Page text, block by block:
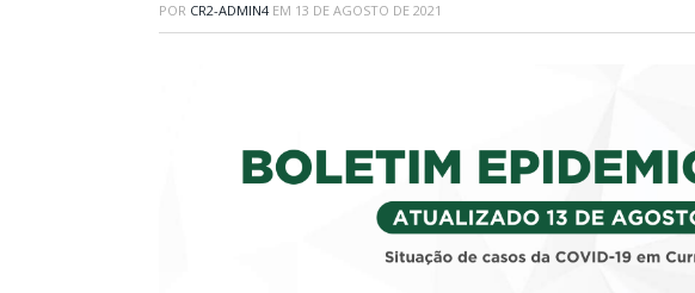
POR CR2-ADMIN4 EM 13 DE AGOSTO DE 2021